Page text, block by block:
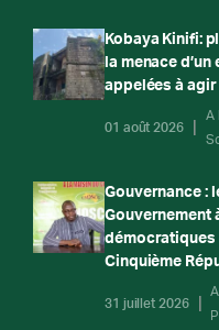
Kobaya Kinifi:
la menace
appelées à agir
01 août 2026
A
Gouvernance :
Gouvernement
démocratiques
Cinquième
31 juillet 2026